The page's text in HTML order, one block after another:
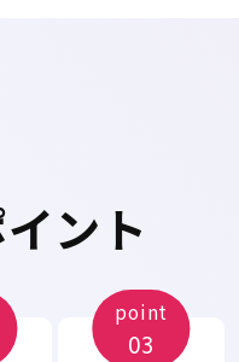
ント
point
03